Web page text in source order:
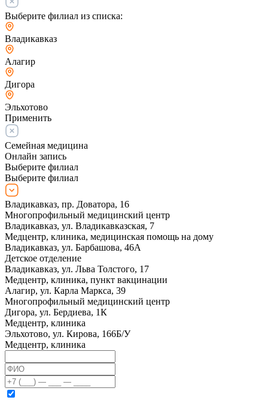
Выберите филиал из списка:
Владикавказ
Алагир
Дигора
Эльхотово
Применить
Семейная медицина
Онлайн запись
Выберите филиал
Выберите филиал
Владикавказ, пр. Доватора, 16
Многопрофильный медицинский центр
Владикавказ, ул. Владикавказская, 7
Медцентр, клиника, медицинская помощь на дому
Владикавказ, ул. Барбашова, 46А
Детское отделение
Владикавказ, ул. Льва Толстого, 17
Медцентр, клиника, пункт вакцинации
Алагир, ул. Карла Маркса, 39
Многопрофильный медицинский центр
Дигора, ул. Бердиева, 1К
Медцентр, клиника
Эльхотово, ул. Кирова, 166Б/У
Медцентр, клиника